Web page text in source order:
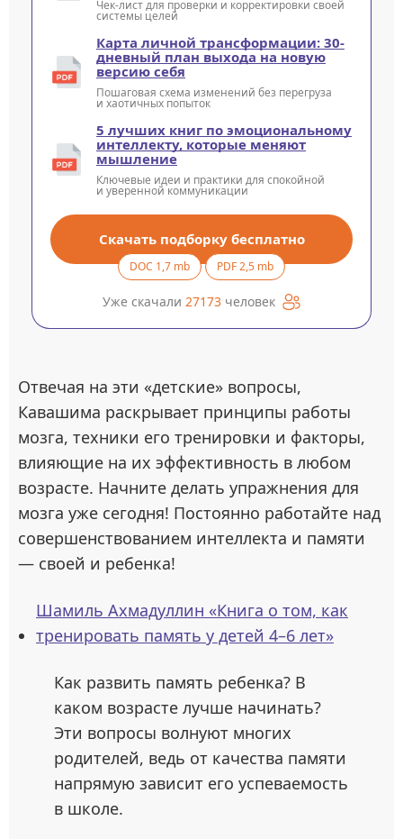
Чек-лист для проверки и корректировки своей
системы целей
Карта личной трансформации: 30-
дневный план выхода на новую
версию себя
Пошаговая схема изменений без перегруза
и хаотичных попыток
5 лучших книг по эмоциональному
интеллекту, которые меняют
мышление
Ключевые идеи и практики для спокойной
и уверенной коммуникации
Скачать подборку бесплатно
DOC 1,7 mb PDF 2,5 mb
Уже скачали 27173 человек
Отвечая на эти «детские» вопросы,
Кавашима раскрывает принципы работы
мозга, техники его тренировки и факторы,
влияющие на их эффективность в любом
возрасте. Начните делать упражнения для
мозга уже сегодня! Постоянно работайте над
совершенствованием интеллекта и памяти
— своей и ребенка!
Шамиль Ахмадуллин «Книга о том, как
тренировать память у детей 4–6 лет»
Как развить память ребенка? В
каком возрасте лучше начинать?
Эти вопросы волнуют многих
родителей, ведь от качества памяти
напрямую зависит его успеваемость
в школе.